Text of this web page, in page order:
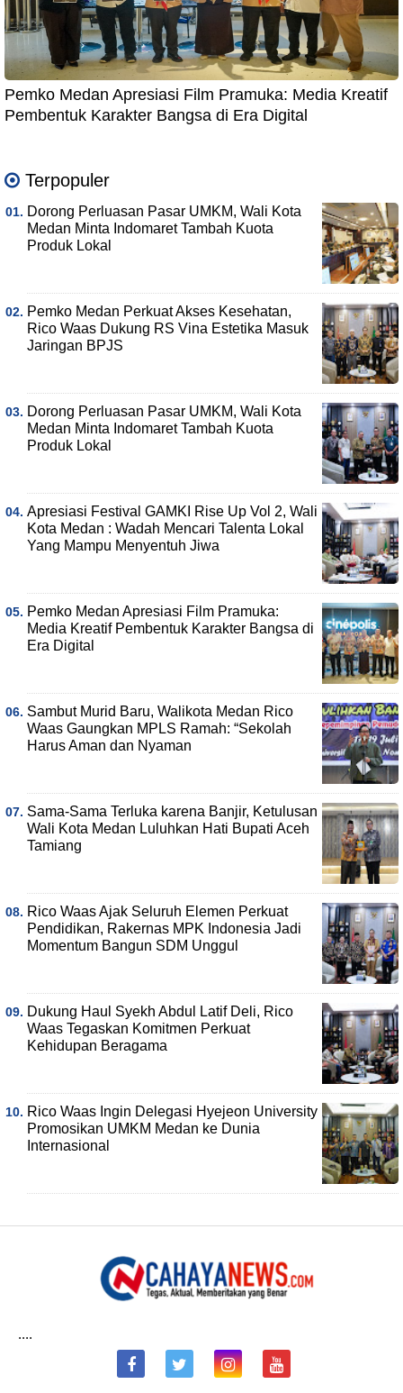
Pemko Medan Apresiasi Film Pramuka: Media Kreatif
Pembentuk Karakter Bangsa di Era Digital
Terpopuler
Dorong Perluasan Pasar UMKM, Wali Kota
Medan Minta Indomaret Tambah Kuota
Produk Lokal
Pemko Medan Perkuat Akses Kesehatan,
Rico Waas Dukung RS Vina Estetika Masuk
Jaringan BPJS
Dorong Perluasan Pasar UMKM, Wali Kota
Medan Minta Indomaret Tambah Kuota
Produk Lokal
Apresiasi Festival GAMKI Rise Up Vol 2, Wali
Kota Medan : Wadah Mencari Talenta Lokal
Yang Mampu Menyentuh Jiwa
Pemko Medan Apresiasi Film Pramuka:
Media Kreatif Pembentuk Karakter Bangsa di
Era Digital
Sambut Murid Baru, Walikota Medan Rico
Waas Gaungkan MPLS Ramah: “Sekolah
Harus Aman dan Nyaman
Sama-Sama Terluka karena Banjir, Ketulusan
Wali Kota Medan Luluhkan Hati Bupati Aceh
Tamiang
Rico Waas Ajak Seluruh Elemen Perkuat
Pendidikan, Rakernas MPK Indonesia Jadi
Momentum Bangun SDM Unggul
Dukung Haul Syekh Abdul Latif Deli, Rico
Waas Tegaskan Komitmen Perkuat
Kehidupan Beragama
Rico Waas Ingin Delegasi Hyejeon University
Promosikan UMKM Medan ke Dunia
Internasional
....